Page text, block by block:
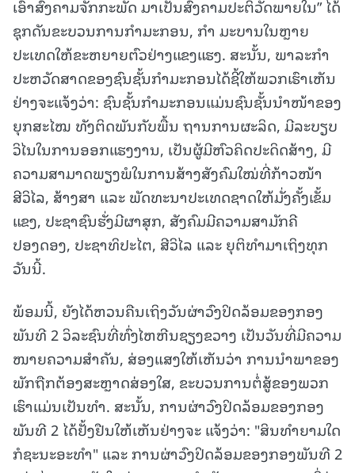
ເອົາສົງຄາມຈັກກະພັດ ມາເປັນສົງຄາມປະຕິວັດພາຍໃນ” ໄດ້
ຊຸກດັນຂະບວນການກຳມະກອນ, ກຳ ມະບານໃນຫຼາຍ
ປະເທດໃຫ້ຂະຫຍາຍຕົວຢ່າງແຂງແຮງ. ສະນັ້ນ, ພາລະກໍາ
ປະຫວັດສາດຂອງຊົນຊັ້ນກຳມະກອນໄດ້ຊີ້ໃຫ້ພວກເຮົາເຫັນ
ຢ່າງຈະແຈ້ງວ່າ: ຊົນຊັ້ນກຳມະກອນແມ່ນຊົນຊັ້ນນໍາໜ້າຂອງ
ຍຸກສະໄໝ ທັງຕິດພັນກັບພື້ນ ຖານການຜະລິດ, ມີລະບຽບ
ວິໄນໃນການອອກແຮງງານ, ເປັນຜູ້ມີຫົວຄິດປະດິດສ້າງ, ມີ
ຄວາມສາມາດພຽງພໍໃນການສ້າງສັງຄົມໃໝ່ທີ່ກ້າວໜ້າ
ສີວິໄລ, ສ້າງສາ ແລະ ພັດທະນາປະເທດຊາດໃຫ້ມັ່ງຄັ້ງເຂັ້ມ
ແຂງ, ປະຊາຊົນຮັ່ງມີຜາສຸກ, ສັງຄົມມີຄວາມສາມັກຄີ
ປອງດອງ, ປະຊາທິປະໄຕ, ສີວິໄລ ແລະ ຍຸຕິທຳມາເຖິງທຸກ
ວັນນີ້.
ພ້ອມນີ້, ຍັງໄດ້ຫວນຄືນເຖິງວັນຜ່າວົງປິດລ້ອມຂອງກອງ
ພັນທີ 2 ວິລະຊົນທີ່ທົ່ງໄຫຫີນຊຽງຂວາງ ເປັນວັນທີ່ມີຄວາມ
ໜາຍຄວາມສໍາຄັນ, ສ່ອງແສງໃຫ້ເຫັນວ່າ ການນໍາພາຂອງ
ພັກຖືກຕ້ອງສະຫຼາດສ່ອງໃສ, ຂະບວນການຕໍ່ສູ້ຂອງພວກ
ເຮົາແມ່ນເປັນທຳ. ສະນັ້ນ, ການຜ່າວົງປິດລ້ອມຂອງກອງ
ພັນທີ 2 ໄດ້ຢັ້ງຢືນໃຫ້ເຫັນຢ່າງຈະ ແຈ້ງວ່າ: "ສິນທໍາຍາມໃດ
ກໍຊະນະອະທຳ" ແລະ ການຜ່າວົງປິດລ້ອມຂອງກອງພັນທີ 2